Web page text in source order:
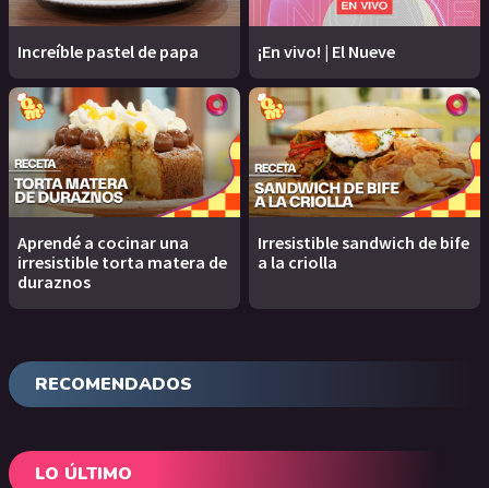
Increíble pastel de papa ¡En vivo! | El Nueve
Aprendé a cocinar una
irresistible torta matera de
duraznos
Irresistible sandwich de bife
a la criolla
RECOMENDADOS
LO ÚLTIMO